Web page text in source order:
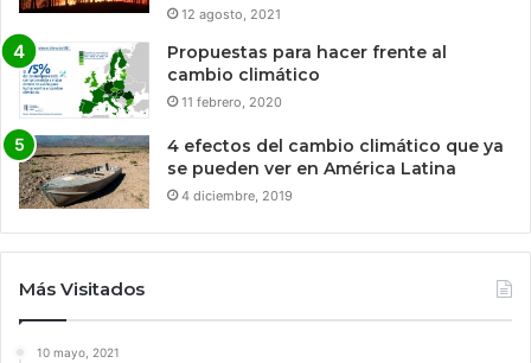
12 agosto, 2021
Propuestas para hacer frente al
cambio climático
11 febrero, 2020
4 efectos del cambio climático que ya
se pueden ver en América Latina
4 diciembre, 2019
Más Visitados
10 mayo, 2021